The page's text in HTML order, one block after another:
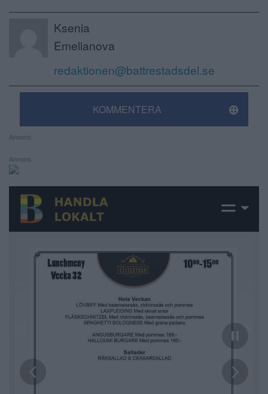
Ksenia
Emelianova
redaktionen@battrestadsdel.se
KOMMENTERA
Annons:
Annons: